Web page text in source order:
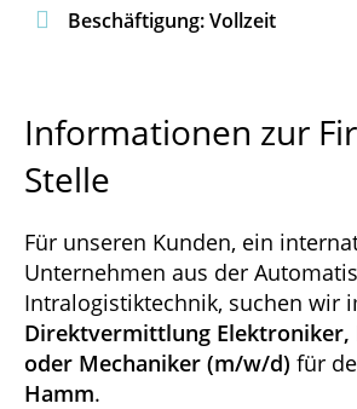
 Beschäftigung: Vollzeit
Informationen zur
Stelle
Für unseren Kunden, ein
Unternehmen aus der
Intralogistiktechnik, suchen wir
Direktvermittlung
oder Mechaniker (m/w/d) für
Hamm.